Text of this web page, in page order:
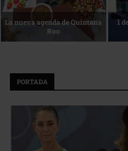
Reconocimiento de viajeros
PORTADA